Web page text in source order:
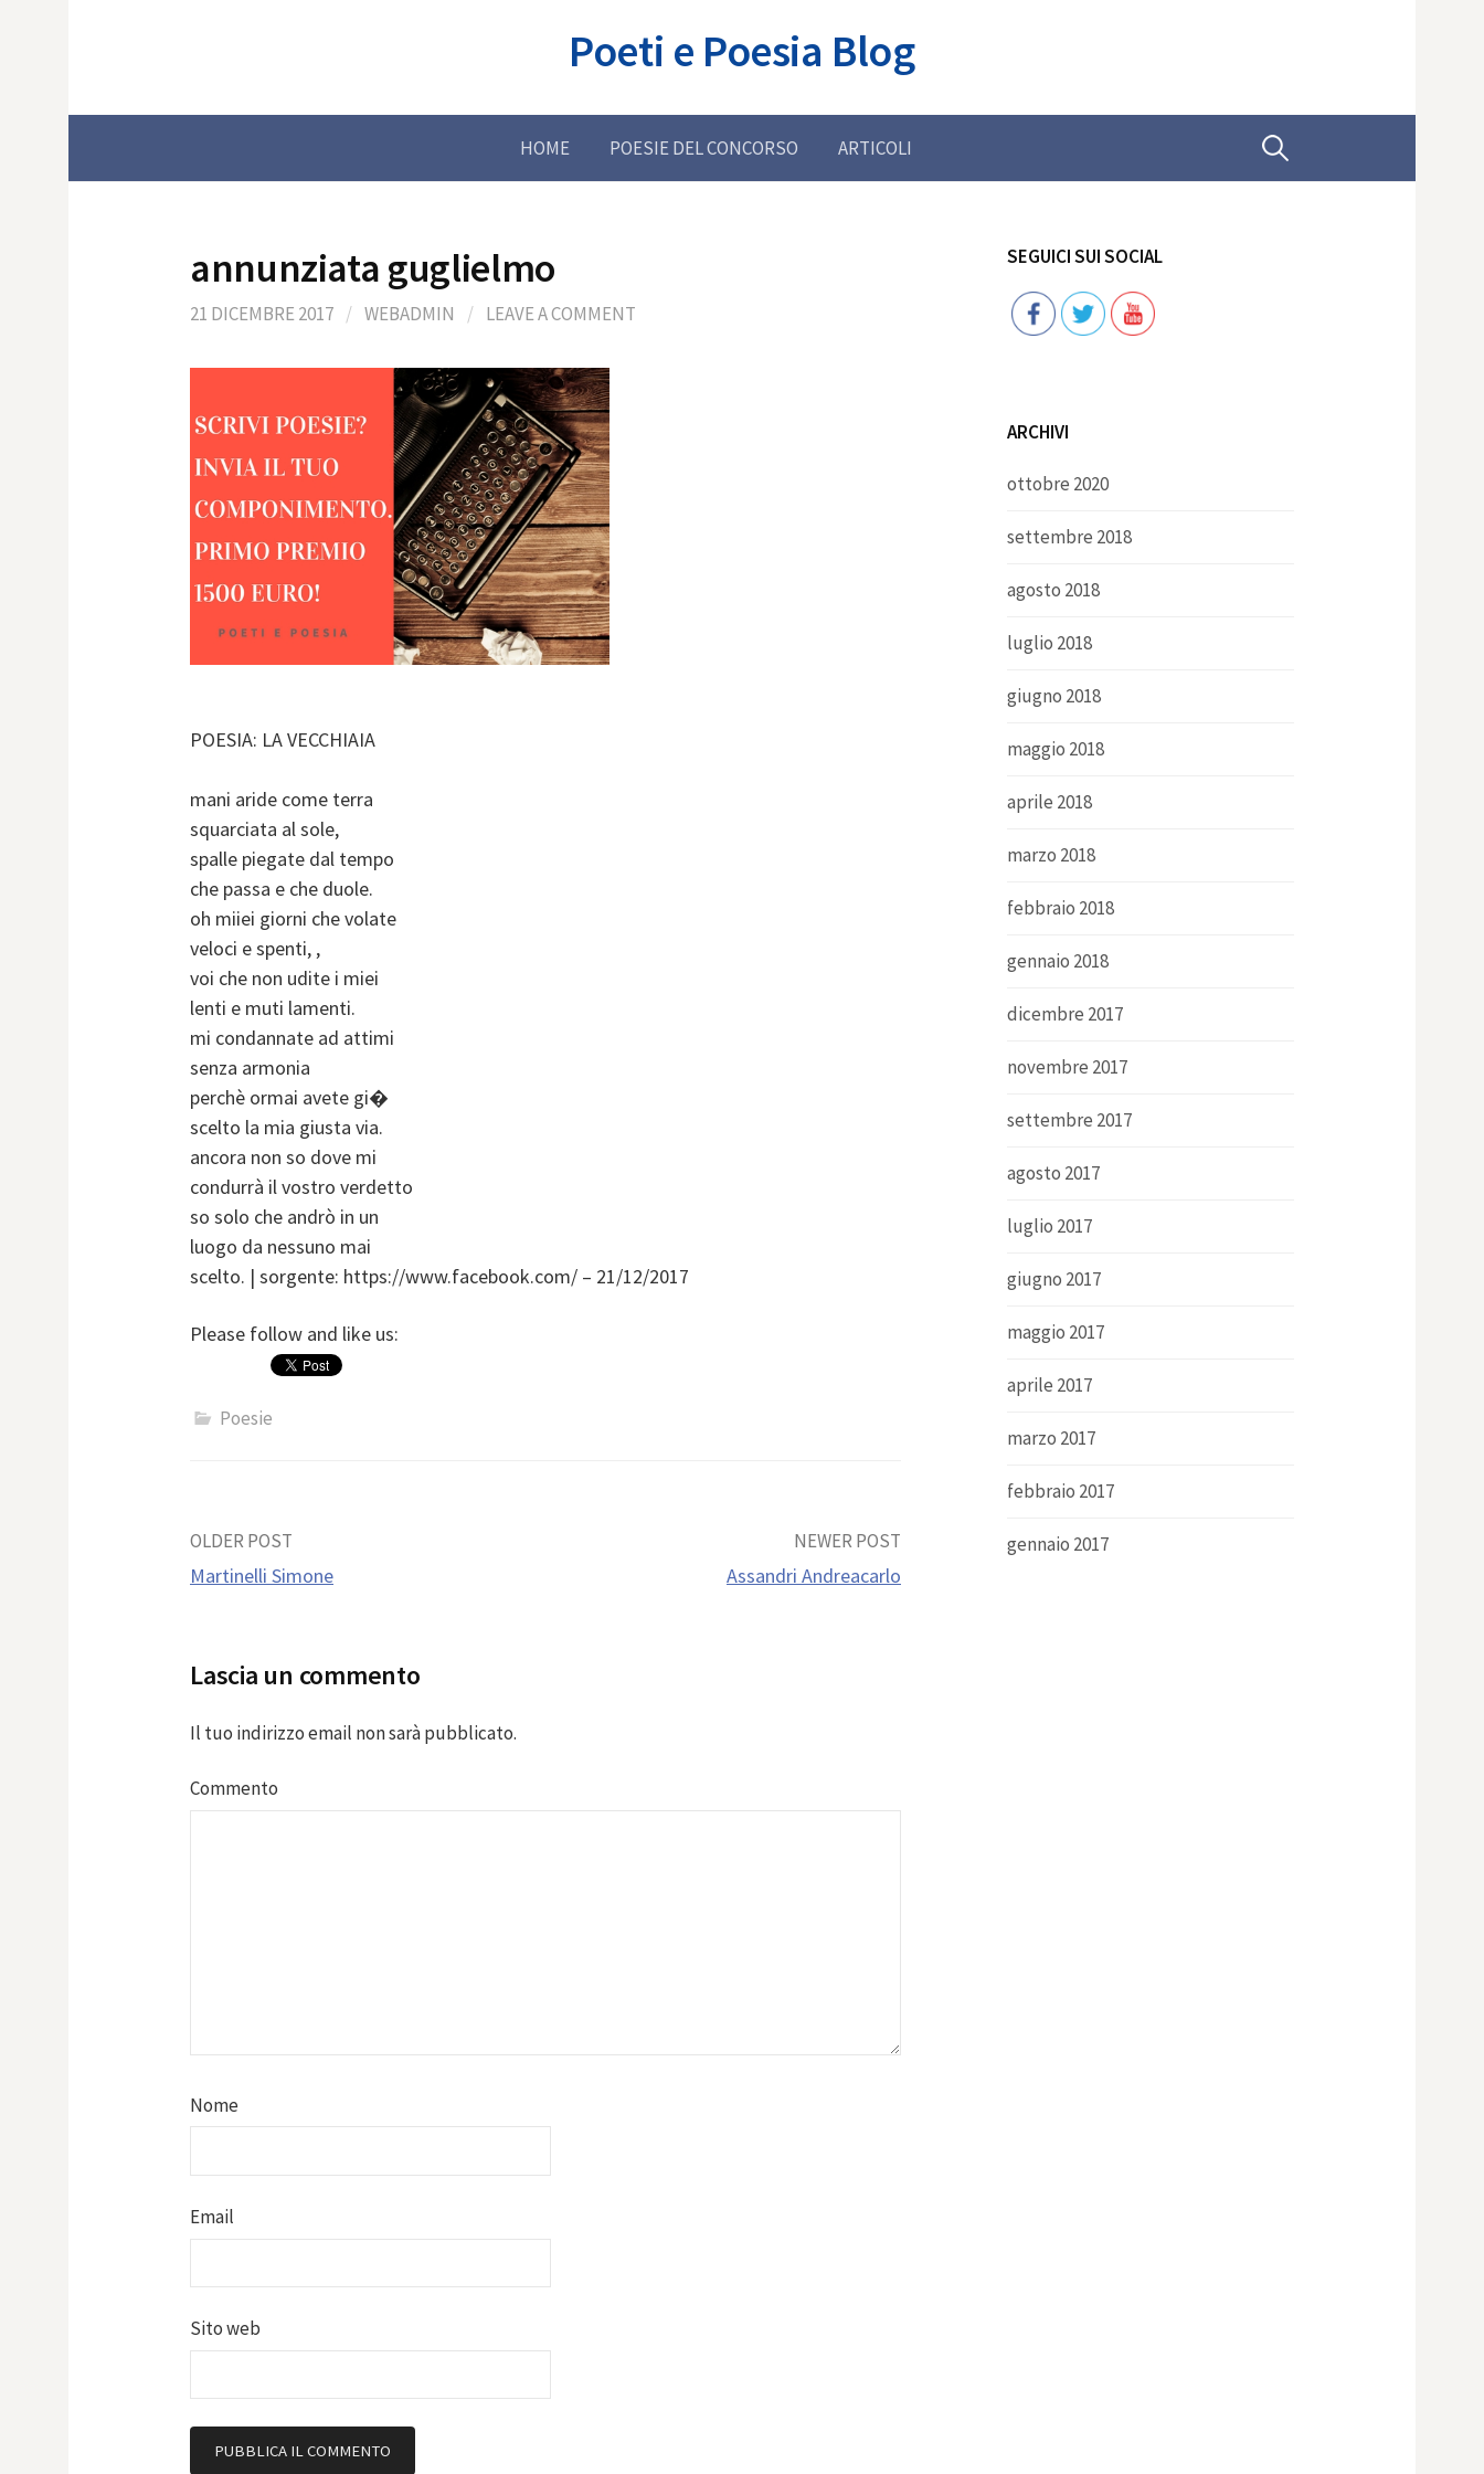
Poeti e Poesia Blog
HOME POESIE DEL CONCORSO ARTICOLI Ricerca
annunziata guglielmo
21 DICEMBRE 2017 / WEBADMIN / LEAVE A COMMENT
POESIA: LA VECCHIAIA
mani aride come terra
squarciata al sole,
spalle piegate dal tempo
che passa e che duole.
oh miiei giorni che volate
veloci e spenti, ,
voi che non udite i miei
lenti e muti lamenti.
mi condannate ad attimi
senza armonia
perchè ormai avete gi�
scelto la mia giusta via.
ancora non so dove mi
condurrà il vostro verdetto
so solo che andrò in un
luogo da nessuno mai
scelto. | sorgente: https://www.facebook.com/ – 21/12/2017
Please follow and like us:
Poesie
Post
OLDER POST
Martinelli Simone
NEWER POST
Assandri Andreacarlo
Lascia un commento
Il tuo indirizzo email non sarà pubblicato.
Commento
Nome
Email
Sito web
SEGUICI SUI SOCIAL
Follow
ARCHIVI
ottobre 2020
settembre 2018
agosto 2018
luglio 2018
giugno 2018
maggio 2018
aprile 2018
marzo 2018
febbraio 2018
gennaio 2018
dicembre 2017
novembre 2017
settembre 2017
agosto 2017
luglio 2017
giugno 2017
maggio 2017
aprile 2017
marzo 2017
febbraio 2017
gennaio 2017